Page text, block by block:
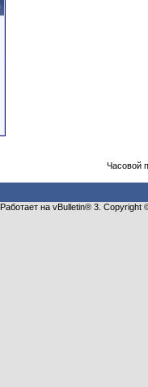
Часовой
Работает на vBulletin® 3.